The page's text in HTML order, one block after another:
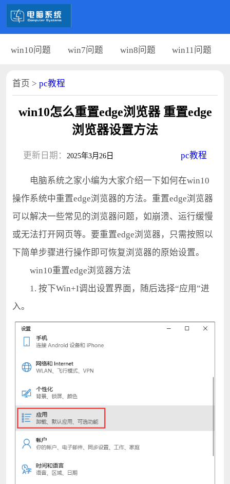
win10问题 win7问题 win8问题 win11问题
首页 > pc教程
win10怎么重置edge浏览器 重置edge
浏览器设置方法
更新日期： 2025年3月26日 pc教程
电脑系统之家小编为大家介绍一下如何在win10
操作系统中重置edge浏览器的方法。重置edge浏览器
可以解决一些常见的浏览器问题，如崩溃、运行缓慢
或无法打开网页等。要重置edge浏览器，只需按照以
下简单步骤进行操作即可恢复浏览器的原始设置。
win10重置edge浏览器方法
1. 按下Win+I调出设置界面，随后选择“应用”进
入。